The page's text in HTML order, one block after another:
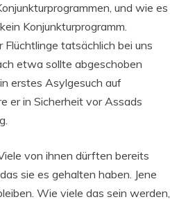
und wie es
Konjunkturprogramm.
tatsächlich bei uns
etwa sollte abgeschoben
erstes Asylgesuch auf
er in Sicherheit vor Assads
von ihnen dürften bereits
sie es gehalten haben. Jene
Wie viele das sein werden,